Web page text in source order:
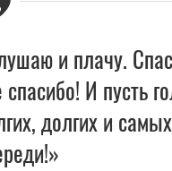
и плачу.
спасибо! И пусть
долгих и